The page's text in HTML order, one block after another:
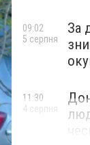
За
09:02
5 серпня
11:30
4 серпня